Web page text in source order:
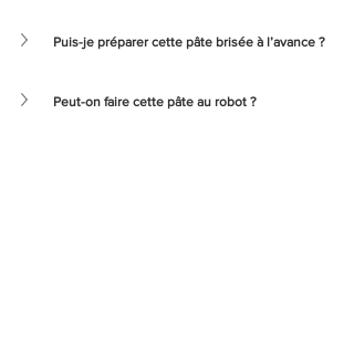
Puis-je préparer cette pâte brisée à l’avance ?
Peut-on faire cette pâte au robot ?